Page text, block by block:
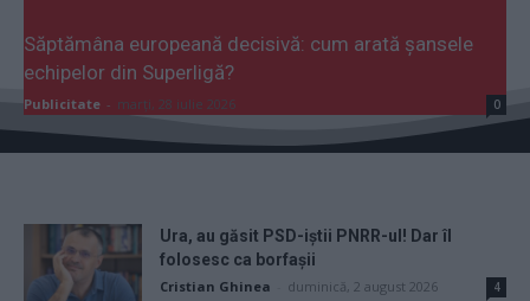
Săptămâna europeană decisivă: cum arată șansele
echipelor din Superligă?
Publicitate - marți, 28 iulie 2026 0
Ura, au găsit PSD-iștii PNRR-ul! Dar îl
folosesc ca borfașii
Cristian Ghinea duminică, 2 august 2026 4